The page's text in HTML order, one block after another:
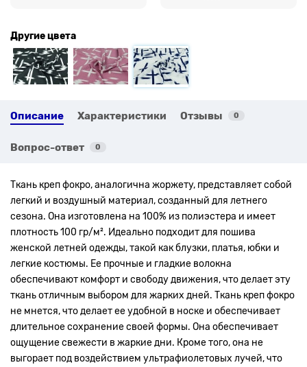
Другие цвета
Описание Характеристики Отзывы 0
Вопрос-ответ 0
Ткань креп фокро, аналогична жоржету, представляет собой
легкий и воздушный материал, созданный для летнего
сезона. Она изготовлена на 100% из полиэстера и имеет
плотность 100 гр/м². Идеально подходит для пошива
женской летней одежды, такой как блузки, платья, юбки и
легкие костюмы. Ее прочные и гладкие волокна
обеспечивают комфорт и свободу движения, что делает эту
ткань отличным выбором для жарких дней. Ткань креп фокро
не мнется, что делает ее удобной в носке и обеспечивает
длительное сохранение своей формы. Она обеспечивает
ощущение свежести в жаркие дни. Кроме того, она не
выгорает под воздействием ультрафиолетовых лучей, что